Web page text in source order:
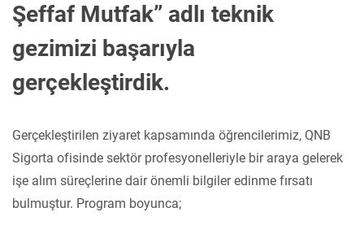
Şeffaf Mutfak” adlı teknik
gezimizi başarıyla
gerçekleştirdik.
Gerçekleştirilen ziyaret kapsamında öğrencilerimiz, QNB
Sigorta ofisinde sektör profesyonelleriyle bir araya gelerek
işe alım süreçlerine dair önemli bilgiler edinme fırsatı
bulmuştur. Program boyunca;